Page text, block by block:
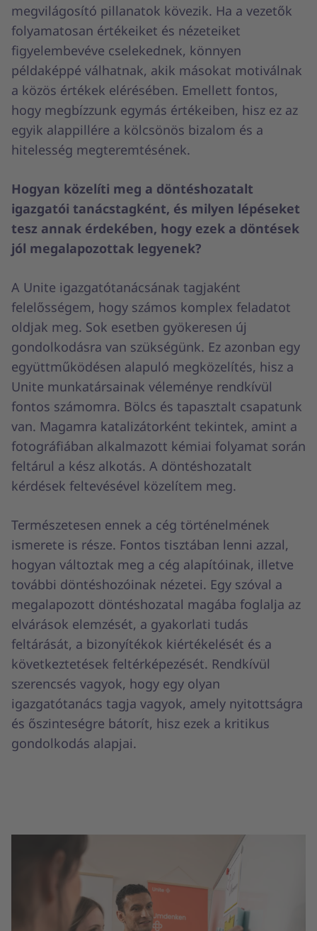
megvilágosító pillanatok kövezik. Ha a vezetők
folyamatosan értékeiket és nézeteiket
figyelembevéve cselekednek, könnyen
példaképpé válhatnak, akik másokat motiválnak
a közös értékek elérésében. Emellett fontos,
hogy megbízzunk egymás értékeiben, hisz ez az
egyik alappillére a kölcsönös bizalom és a
hitelesség megteremtésének.
Hogyan közelíti meg a döntéshozatalt
igazgatói tanácstagként, és milyen lépéseket
tesz annak érdekében, hogy ezek a döntések
jól megalapozottak legyenek?
A Unite igazgatótanácsának tagjaként
felelősségem, hogy számos komplex feladatot
oldjak meg. Sok esetben gyökeresen új
gondolkodásra van szükségünk. Ez azonban egy
együttműködésen alapuló megközelítés, hisz a
Unite munkatársainak véleménye rendkívül
fontos számomra. Bölcs és tapasztalt csapatunk
van. Magamra katalizátorként tekintek, amint a
fotográfiában alkalmazott kémiai folyamat során
feltárul a kész alkotás. A döntéshozatalt
kérdések feltevésével közelítem meg.
Természetesen ennek a cég történelmének
ismerete is része. Fontos tisztában lenni azzal,
hogyan változtak meg a cég alapítóinak, illetve
további döntéshozóinak nézetei. Egy szóval a
megalapozott döntéshozatal magába foglalja az
elvárások elemzését, a gyakorlati tudás
feltárását, a bizonyítékok kiértékelését és a
következtetések feltérképezését. Rendkívül
szerencsés vagyok, hogy egy olyan
igazgatótanács tagja vagyok, amely nyitottságra
és őszinteségre bátorít, hisz ezek a kritikus
gondolkodás alapjai.